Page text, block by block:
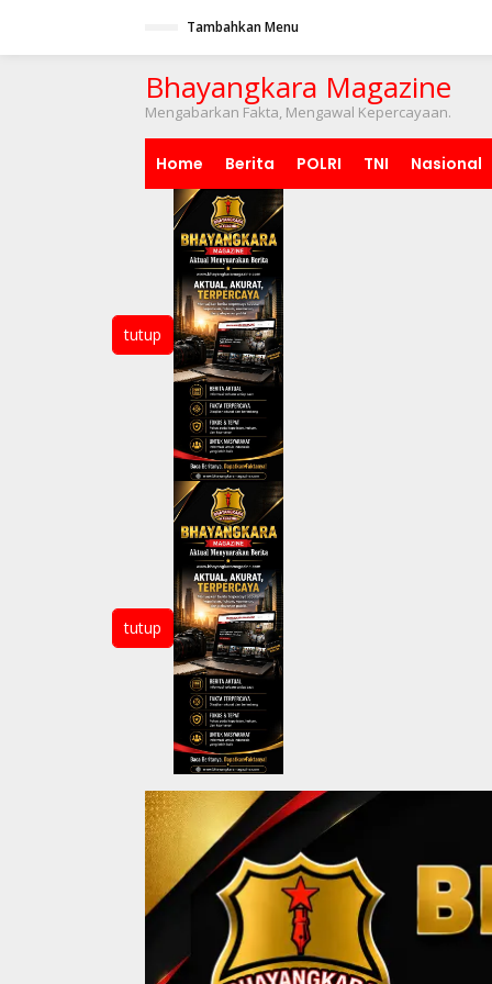
Tambahkan Menu
Bhayangkara Magazine
Mengabarkan Fakta, Mengawal Kepercayaan.
Home Berita POLRI TNI Nasional
tutup
tutup